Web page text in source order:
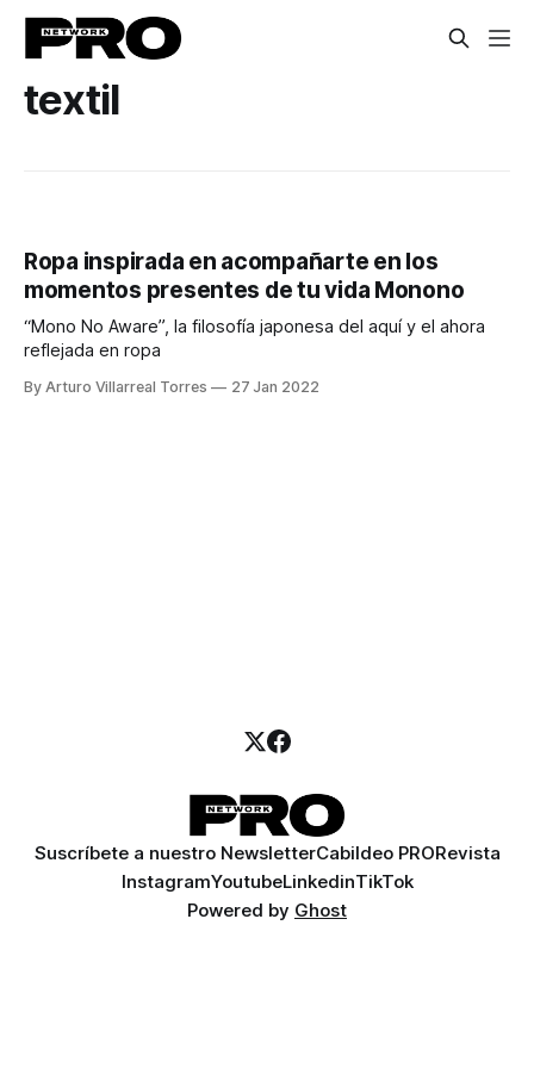
textil
Ropa inspirada en acompañarte en los
momentos presentes de tu vida Monono
“Mono No Aware”, la filosofía japonesa del aquí y el ahora
reflejada en ropa
By Arturo Villarreal Torres 27 Jan 2022
Suscríbete a nuestro NewsletterCabildeo PRORevista
InstagramYoutubeLinkedinTikTok
Powered by Ghost